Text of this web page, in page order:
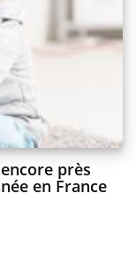
près
en France